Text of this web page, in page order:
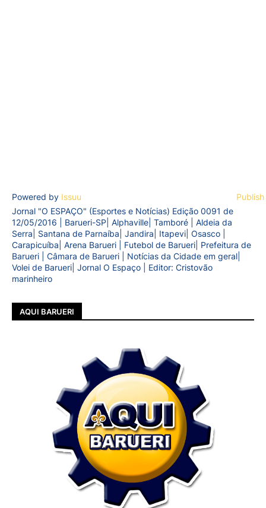
Powered by Issuu
Jornal "O ESPAÇO" (Esportes e Notícias) Edição 0091 de
12/05/2016 | Barueri-SP| Alphaville| Tamboré | Aldeia da
Serra| Santana de Parnaíba| Jandira| Itapevi| Osasco |
Carapicuíba| Arena Barueri | Futebol de Barueri| Prefeitura de
Barueri | Câmara de Barueri | Notícias da Cidade em geral|
Volei de Barueri| Jornal O Espaço | Editor: Cristovão
marinheiro
AQUI BARUERI